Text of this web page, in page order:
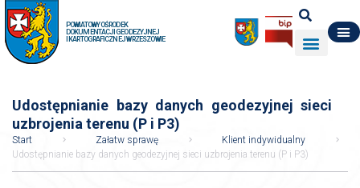
POWIATOWY OŚRODEK
DOKUMENTACJI GEODEZYJNEJ
I KARTOGRAFICZNEJ W RZESZOWIE
Udostępnianie bazy danych geodezyjnej sieci
uzbrojenia terenu (P i P3)
Start Załatw sprawę
Klient indywidualny
Udostępnianie bazy danych geodezyjnej sieci uzbrojenia terenu (P i P3)